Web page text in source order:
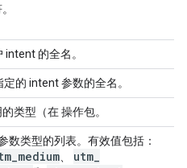
的全名。
的 intent 参数的全名。
类型（在 操作包。
数类型的列表。有效值包括：
medium utm